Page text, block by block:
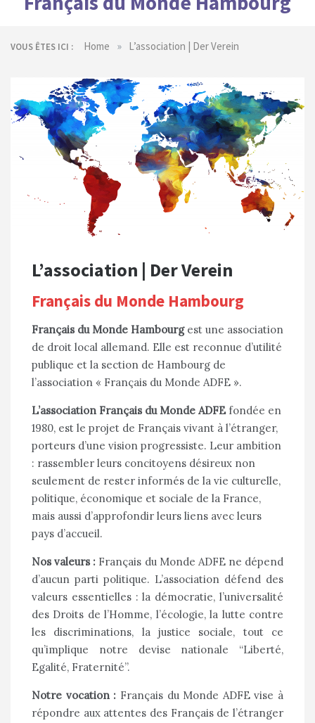
VOUS ÊTES ICI : Home » L’association | Der Verein
L’association | Der Verein
Français du Monde Hambourg
Français du Monde Hambourg est une association
de droit local allemand. Elle est reconnue d’utilité
publique et la section de Hambourg de
l’association « Français du Monde ADFE ».
L’association Français du Monde ADFEfondée en
1980, est le projet de Français vivant à l’étranger,
porteurs d’une vision progressiste. Leur ambition
: rassembler leurs concitoyens désireux non
seulement de rester informés de la vie culturelle,
politique, économique et sociale de la France,
mais aussi d’approfondir leurs liens avec leurs
pays d’accueil.
Nos valeurs : Français du Monde ADFE ne dépend
d’aucun parti politique. L’association défend des
valeurs essentielles : la démocratie, l’universalité
des Droits de l’Homme, l’écologie, la lutte contre
les discriminations, la justice sociale, tout ce
qu’implique notre devise nationale “Liberté,
Egalité, Fraternité”.
Notre vocation : Français du Monde ADFE vise à
répondre aux attentes des Français de l’étranger